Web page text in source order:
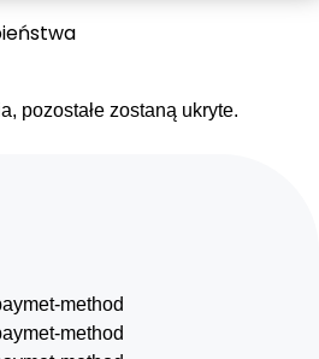
pozostałe zostaną ukryte.